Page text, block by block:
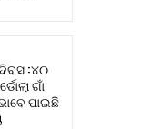
:୪୦
ଗାଁ
ପାଇଛି